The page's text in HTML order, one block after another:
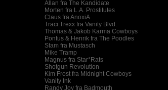
Allan fra The Kandidate
Morten fra L.A. Prostitutes
Claus fra AnoxiA
Traci Trexx fra Vanity Blvd.
Thomas & Jakob Karma Cowboys
Pontus & Henrik fra The Poodles
Stam fra Mustasch
Mike Tramp
Magnus fra Star*Rats
Shotgun Revolution
Kim Frost fra Midnight Cowboys
Vanity Ink
Randy Joy fra Badmouth